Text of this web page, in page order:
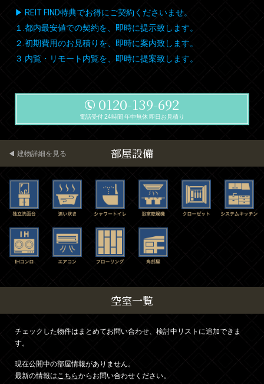
▶ REIT FIND特典でお得にご契約くださいませ。
１.都内最安値での契約を、即時に提示致します。
２.初期費用のお見積りを、即時に案内致します。
３.内覧・リモート内覧を、即時に提案致します。
0120-139-692
電話受付 24時間 年中無休 即日お見積り
部屋設備
建物詳細を見る
空室一覧
チェックした物件はまとめてお問い合わせ、検討中リストに追加できま
す。
現在公開中の部屋情報がありません。
最新の情報はこちらからお問い合わせください。